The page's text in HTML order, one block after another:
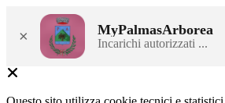
× MyPalmasArborea
Incarichi autorizzati ...